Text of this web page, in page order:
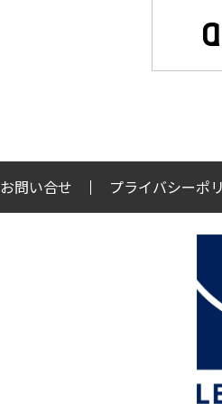
お問い合せ プライバシーポ